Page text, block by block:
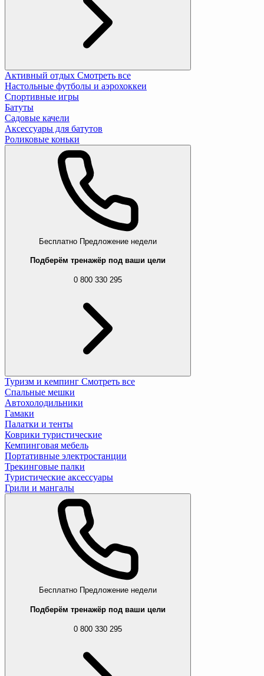
Активный отдых Смотреть все
Настольные футболы и аэрохоккеи
Спортивные игры
Батуты
Садовые качели
Аксессуары для батутов
Роликовые коньки
Бесплатно Предложение недели
Подберём тренажёр под ваши цели
0 800 330 295
Туризм и кемпинг Смотреть все
Спальные мешки
Автохолодильники
Гамаки
Палатки и тенты
Коврики туристические
Кемпинговая мебель
Портативные электростанции
Трекинговые палки
Туристические аксессуары
Грили и мангалы
Бесплатно Предложение недели
Подберём тренажёр под ваши цели
0 800 330 295